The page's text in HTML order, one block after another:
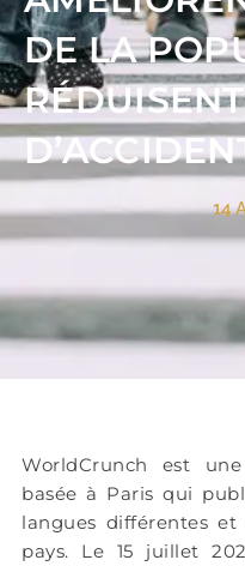
DE LA
14
WorldCrunch est
basée à Paris qui
langues différentes
pays. Le 15 juillet